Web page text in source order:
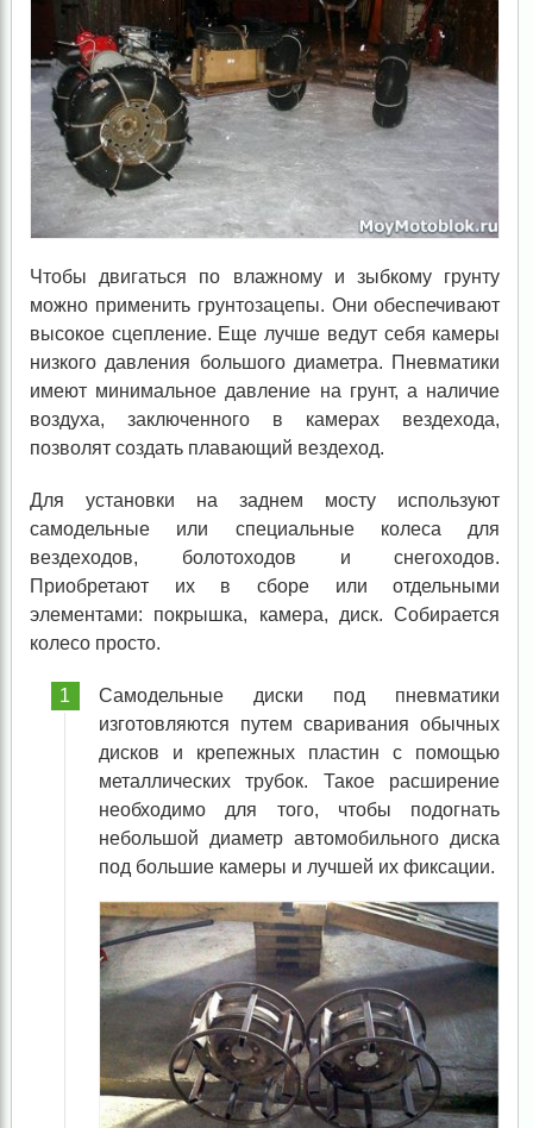
Чтобы двигаться по влажному и зыбкому грунту
можно применить грунтозацепы. Они обеспечивают
высокое сцепление. Еще лучше ведут себя камеры
низкого давления большого диаметра. Пневматики
имеют минимальное давление на грунт, а наличие
воздуха, заключенного в камерах вездехода,
позволят создать плавающий вездеход.
Для установки на заднем мосту используют
самодельные или специальные колеса для
вездеходов, болотоходов и снегоходов.
Приобретают их в сборе или отдельными
элементами: покрышка, камера, диск. Собирается
колесо просто.
Самодельные диски под пневматики
изготовляются путем сваривания обычных
дисков и крепежных пластин с помощью
металлических трубок. Такое расширение
необходимо для того, чтобы подогнать
небольшой диаметр автомобильного диска
под большие камеры и лучшей их фиксации.